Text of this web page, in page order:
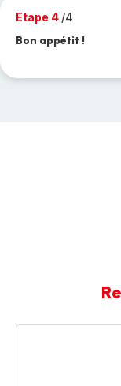
Etape 4 /4
Bon appétit !